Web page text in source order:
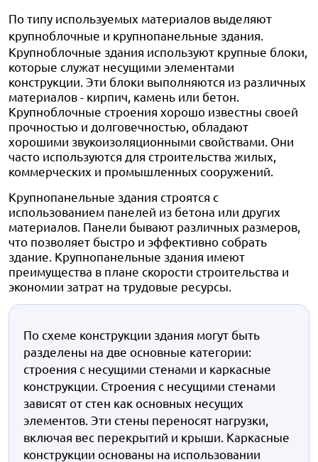
По типу используемых материалов выделяют
крупноблочные и крупнопанельные здания.
Крупноблочные здания используют крупные блоки,
которые служат несущими элементами
конструкции. Эти блоки выполняются из различных
материалов - кирпич, камень или бетон.
Крупноблочные строения хорошо известны своей
прочностью и долговечностью, обладают
хорошими звукоизоляционными свойствами. Они
часто используются для строительства жилых,
коммерческих и промышленных сооружений.
Крупнопанельные здания строятся с
использованием панелей из бетона или других
материалов. Панели бывают различных размеров,
что позволяет быстро и эффективно собрать
здание. Крупнопанельные здания имеют
преимущества в плане скорости строительства и
экономии затрат на трудовые ресурсы.
По схеме конструкции здания могут быть
разделены на две основные категории:
строения с несущими стенами и каркасные
конструкции. Строения с несущими стенами
зависят от стен как основных несущих
элементов. Эти стены переносят нагрузки,
включая вес перекрытий и крыши. Каркасные
конструкции основаны на использовании